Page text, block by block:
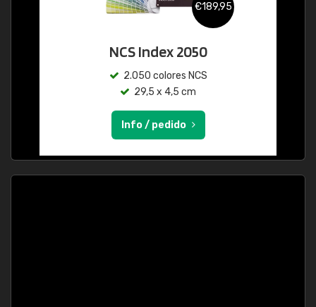
€189,95
NCS Index 2050
2.050 colores NCS
29,5 x 4,5 cm
Info / pedido